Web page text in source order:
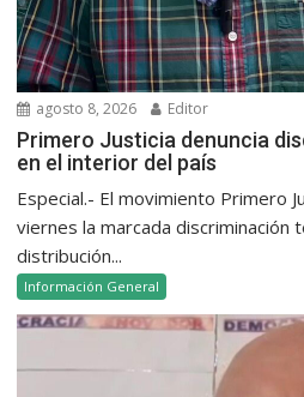
agosto 8, 2026 Editor
Primero Justicia denuncia
en el interior del país
Especial.- El movimiento Primero
viernes la marcada discriminación
distribución...
Información General